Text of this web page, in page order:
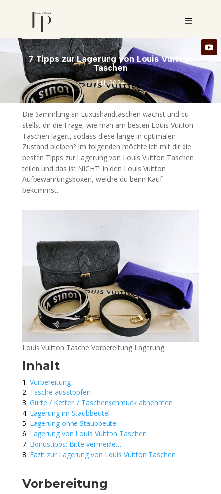
7 Tipps zur Lagerung von Louis Vuitton
Taschen
Juli, 2024
Die Sammlung an Luxushandtaschen wächst und du
stellst dir die Frage, wie man am besten Louis Vuitton
Taschen lagert, sodass diese lange in optimalen
Zustand bleiben? Im folgenden möchte ich mit dir die
besten Tipps zur Lagerung von Louis Vuitton Taschen
teilen und das ist NICHT! in den Louis Vuitton
Aufbewahrungsboxen, welche du beim Kauf
bekommst.
Louis Vuitton Tasche Vorbereitung Lagerung
Inhalt
Vorbereitung
Tasche ausstopfen
Gurte / Ketten / Taschenschmuck abnehmen
Lagerung im Staubbeutel
Lagerung ohne Staubbeutel
Lagerung von Louis Vuitton Taschen
Bonustipps: Bitte vermeide…
Fazit zur Lagerung von Louis Vuitton Taschen
Vorbereitung